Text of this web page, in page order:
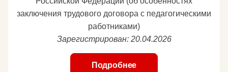
заключения трудового договора с педагогическими
работниками)
Зарегистрирован: 20.04.2026
Подробнее